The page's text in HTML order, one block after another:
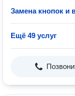
Замена кнопок и
Ещё 49 услуг